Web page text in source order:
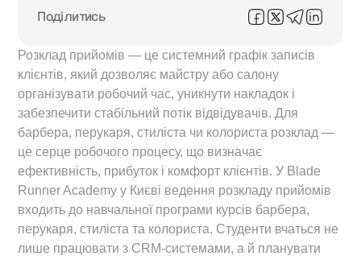
Поділитись
Розклад прийомів — це системний графік записів
клієнтів, який дозволяє майстру або салону
організувати робочий час, уникнути накладок і
забезпечити стабільний потік відвідувачів. Для
барбера, перукаря, стиліста чи колориста розклад —
це серце робочого процесу, що визначає
ефективність, прибуток і комфорт клієнтів. У Blade
Runner Academy у Києві ведення розкладу прийомів
входить до навчальної програми курсів барбера,
перукаря, стиліста та колориста. Студенти вчаться не
лише працювати з CRM-системами, а й планувати